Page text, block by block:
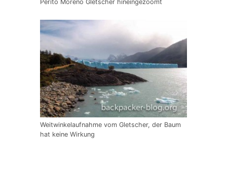
Perito Moreno Gletscher hineingezoomt
Weitwinkelaufnahme vom Gletscher, der Baum
hat keine Wirkung